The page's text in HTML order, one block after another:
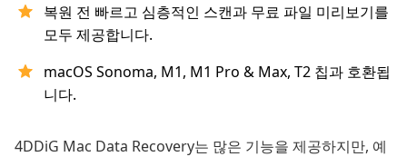
복원 전 빠르고 심층적인 스캔과 무료 파일 미리보기를
모두 제공합니다.
macOS Sonoma, M1, M1 Pro & Max, T2 칩과 호환됩
니다.
4DDiG Mac Data Recovery는 많은 기능을 제공하지만, 예